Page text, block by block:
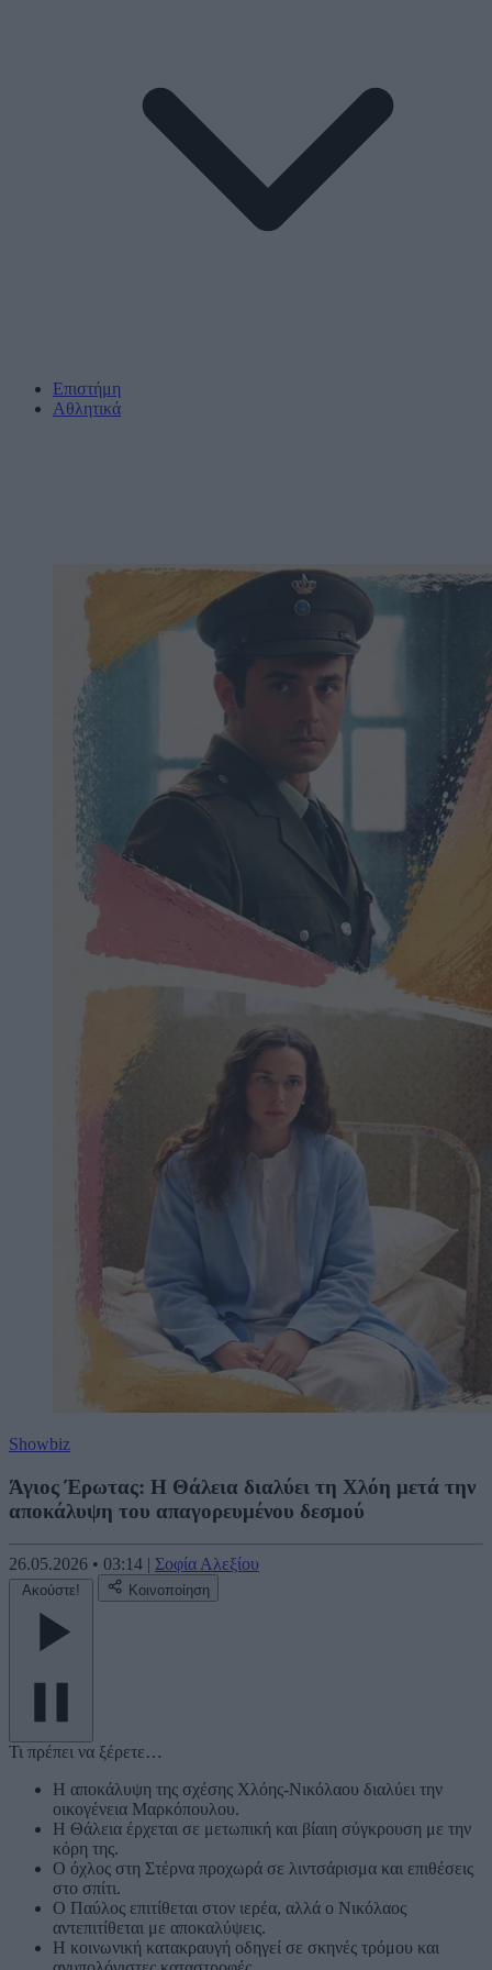
Επιστήμη
Αθλητικά
Showbiz
Άγιος Έρωτας: Η Θάλεια διαλύει τη Χλόη μετά την
αποκάλυψη του απαγορευμένου δεσμού
26.05.2026 • 03:14 | Σοφία Αλεξίου
Ακούστε! Κοινοποίηση
Τι πρέπει να ξέρετε…
Η αποκάλυψη της σχέσης Χλόης-Νικόλαου διαλύει την
οικογένεια Μαρκόπουλου.
Η Θάλεια έρχεται σε μετωπική και βίαιη σύγκρουση με την
κόρη της.
Ο όχλος στη Στέρνα προχωρά σε λιντσάρισμα και επιθέσεις
στο σπίτι.
Ο Παύλος επιτίθεται στον ιερέα, αλλά ο Νικόλαος
αντεπιτίθεται με αποκαλύψεις.
Η κοινωνική κατακραυγή οδηγεί σε σκηνές τρόμου και